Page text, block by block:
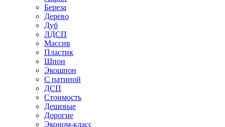
Береза
Дерево
Дуб
ЛДСП
Массив
Пластик
Шпон
Экошпон
С патиной
ДСП
Стоимость
Дешевые
Дорогие
Эконом-класс